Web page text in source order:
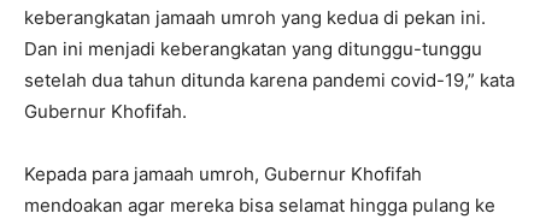
keberangkatan jamaah umroh yang kedua di pekan ini.
Dan ini menjadi keberangkatan yang ditunggu-tunggu
setelah dua tahun ditunda karena pandemi covid-19,” kata
Gubernur Khofifah.
Kepada para jamaah umroh, Gubernur Khofifah
mendoakan agar mereka bisa selamat hingga pulang ke